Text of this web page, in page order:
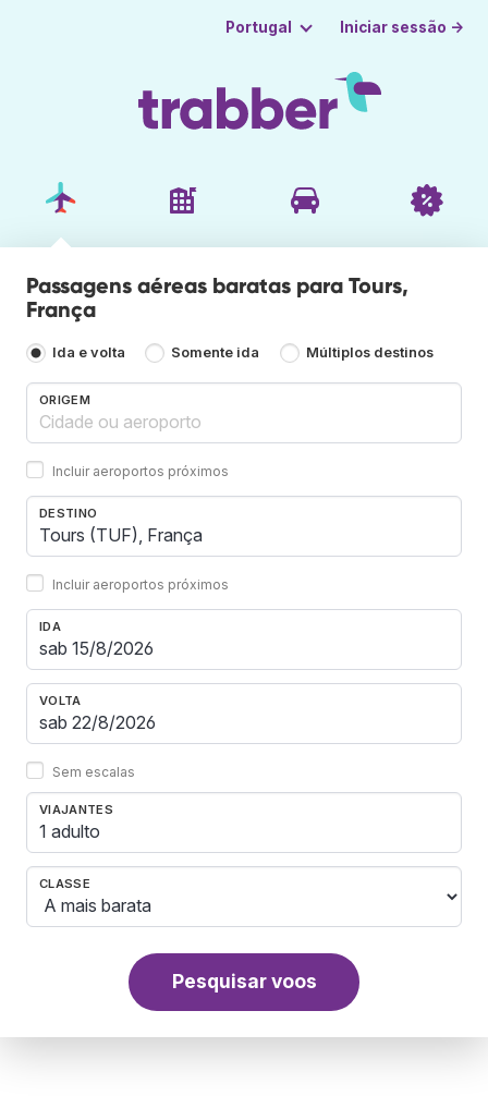
Portugal Iniciar sessão →
Passagens aéreas baratas para Tours,
França
Ida e volta Somente ida Múltiplos destinos
ORIGEM
Incluir aeroportos próximos
DESTINO
Incluir aeroportos próximos
IDA
VOLTA
Sem escalas
VIAJANTES
1 adulto
CLASSE
Pesquisar voos